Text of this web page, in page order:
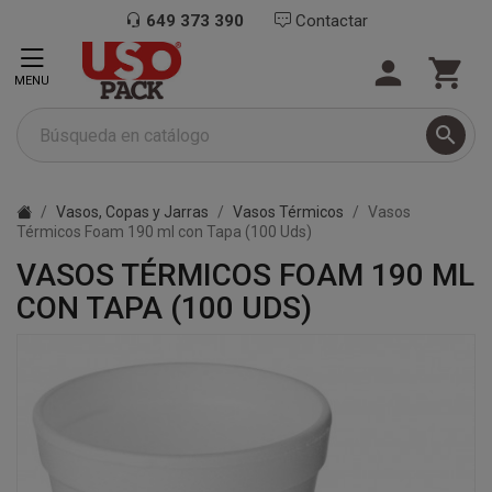
649 373 390 Contactar

 
MENU
Vasos, Copas y Jarras Vasos Térmicos
Vasos
Térmicos Foam 190 ml con Tapa (100 Uds)
VASOS TÉRMICOS FOAM 190 ML
CON TAPA (100 UDS)